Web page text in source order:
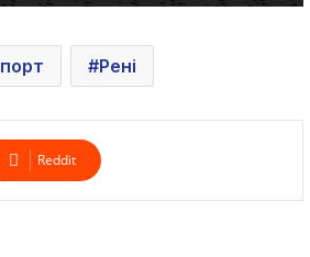
порт Рені
Reddit